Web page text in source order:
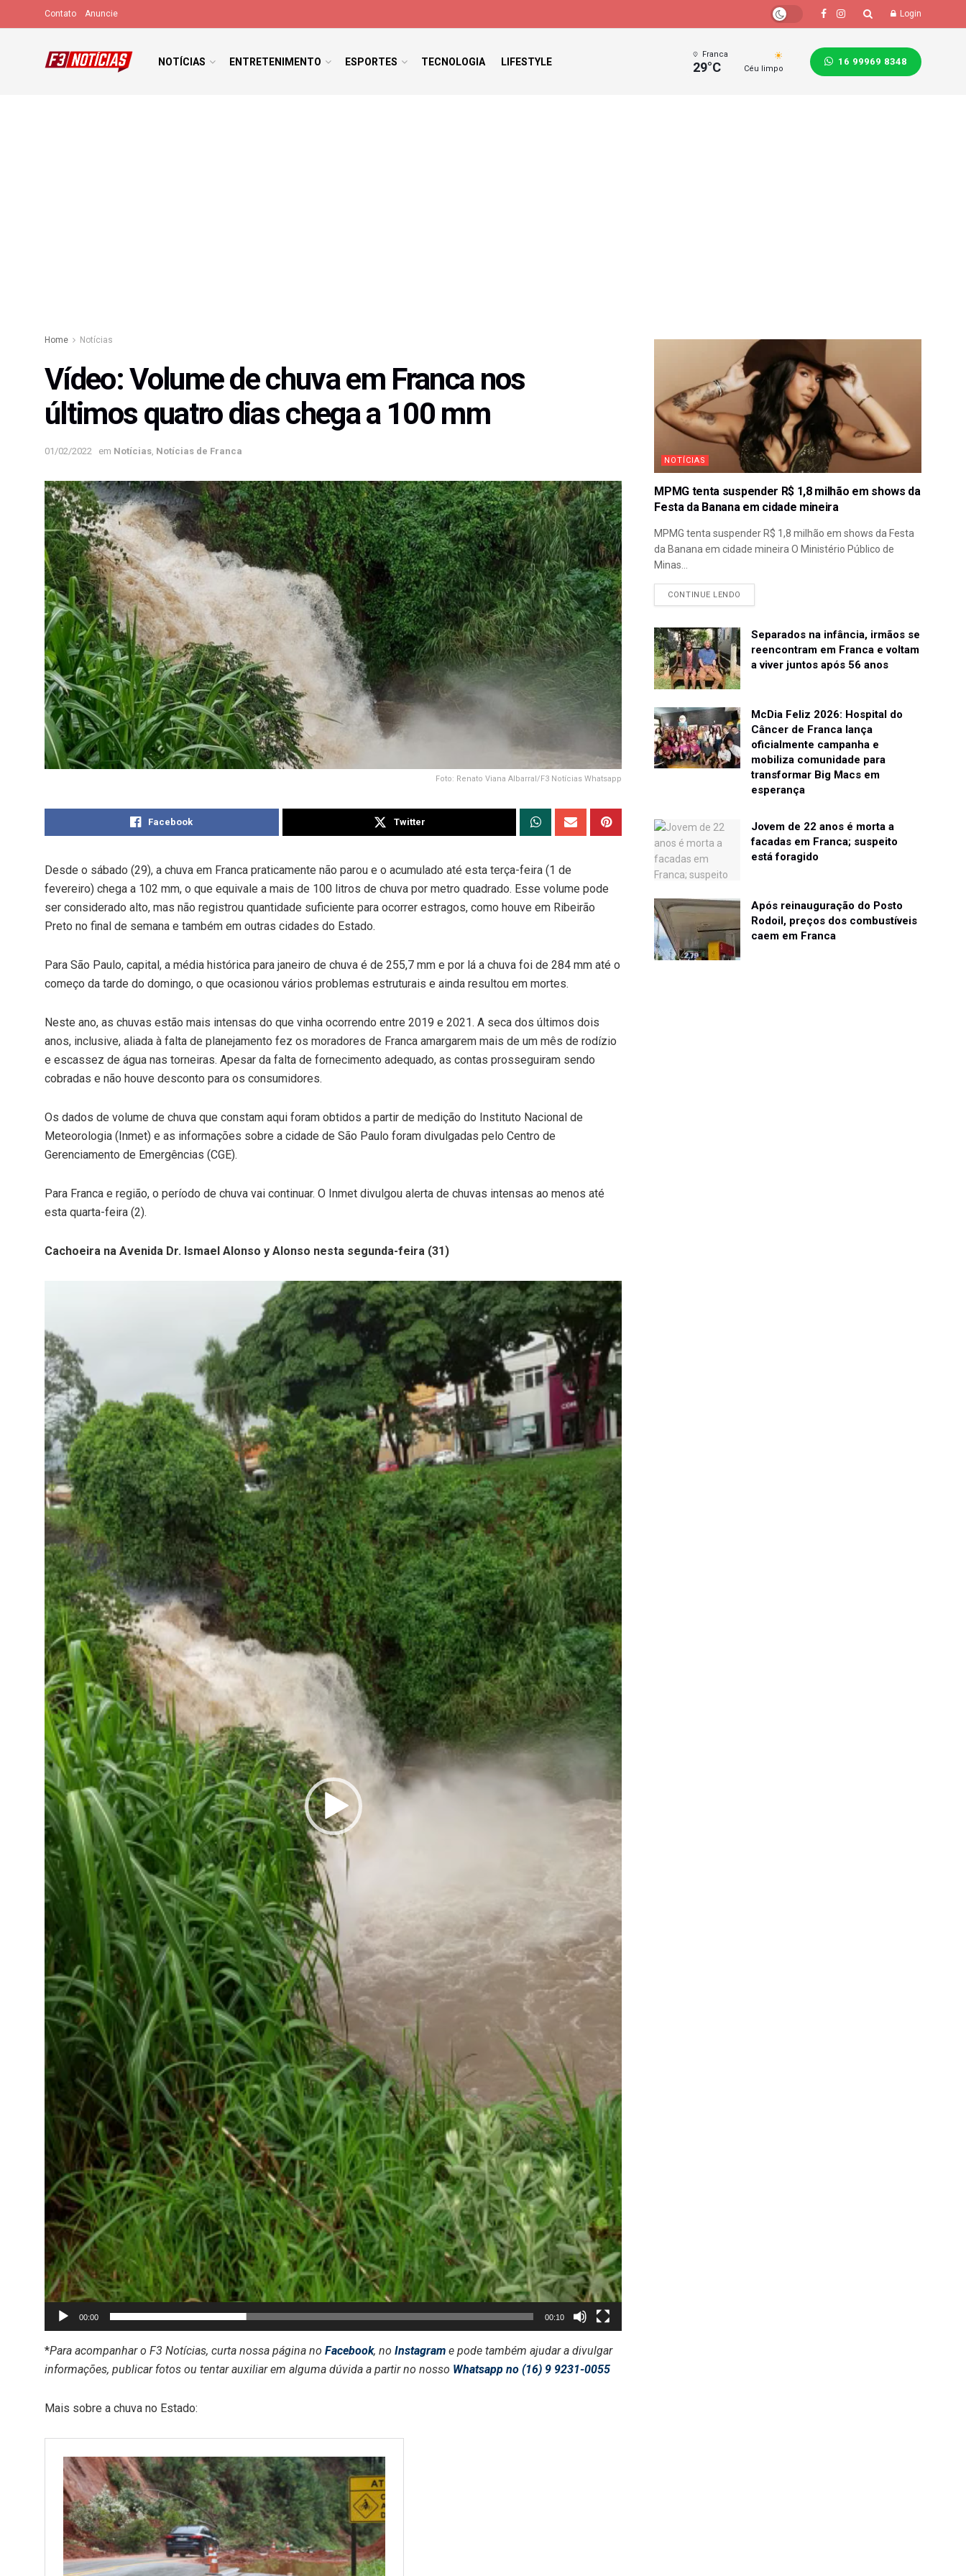
Contato Anuncie Login
NOTÍCIAS ENTRETENIMENTO ESPORTES TECNOLOGIA LIFESTYLE
Franca
29°C Céu limpo
16 99969 8348
Home Notícias
Vídeo: Volume de chuva em Franca nos
últimos quatro dias chega a 100 mm
01/02/2022 em Notícias Notícias de Franca
Foto: Renato Viana Albarral/F3 Notícias Whatsapp
Facebook Twitter
Desde o sábado (29), a chuva em Franca praticamente não parou e o acumulado até esta terça-feira (1 de
fevereiro) chega a 102 mm, o que equivale a mais de 100 litros de chuva por metro quadrado. Esse volume pode
ser considerado alto, mas não registrou quantidade suficiente para ocorrer estragos, como houve em Ribeirão
Preto no final de semana e também em outras cidades do Estado.
Para São Paulo, capital, a média histórica para janeiro de chuva é de 255,7 mm e por lá a chuva foi de 284 mm até o
começo da tarde do domingo, o que ocasionou vários problemas estruturais e ainda resultou em mortes.
Neste ano, as chuvas estão mais intensas do que vinha ocorrendo entre 2019 e 2021. A seca dos últimos dois
anos, inclusive, aliada à falta de planejamento fez os moradores de Franca amargarem mais de um mês de rodízio
e escassez de água nas torneiras. Apesar da falta de fornecimento adequado, as contas prosseguiram sendo
cobradas e não houve desconto para os consumidores.
Os dados de volume de chuva que constam aqui foram obtidos a partir de medição do Instituto Nacional de
Meteorologia (Inmet) e as informações sobre a cidade de São Paulo foram divulgadas pelo Centro de
Gerenciamento de Emergências (CGE).
Para Franca e região, o período de chuva vai continuar. O Inmet divulgou alerta de chuvas intensas ao menos até
esta quarta-feira (2).
Cachoeira na Avenida Dr. Ismael Alonso y Alonso nesta segunda-feira (31)
vídeo
00:00 00:10
*Para acompanhar o F3 Notícias, curta nossa página no Facebook, no Instagram e pode também ajudar a divulgar
informações, publicar fotos ou tentar auxiliar em alguma dúvida a partir no nosso Whatsapp no (16) 9 9231-0055
Mais sobre a chuva no Estado:
NOTÍCIAS
MPMG tenta suspender R$ 1,8 milhão em shows da
Festa da Banana em cidade mineira
MPMG tenta suspender R$ 1,8 milhão em shows da Festa
da Banana em cidade mineira O Ministério Público de
Minas...
CONTINUE LENDO
Separados na infância, irmãos se
reencontram em Franca e voltam
a viver juntos após 56 anos
McDia Feliz 2026: Hospital do
Câncer de Franca lança
oficialmente campanha e
mobiliza comunidade para
transformar Big Macs em
esperança
Jovem de 22 anos é morta a
facadas em Franca; suspeito
está foragido
Após reinauguração do Posto
Rodoil, preços dos combustíveis
caem em Franca